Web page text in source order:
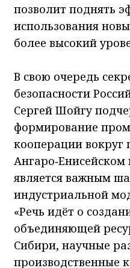
позволит поднять
использования
более высокий
В свою очередь
безопасности
Сергей Шойгу
формирование
кооперации вокруг
является важным
индустриальной
«Речь идёт о
объединяющей
Сибири, научные
производственные